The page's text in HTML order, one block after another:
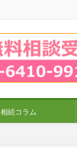
相続コラム